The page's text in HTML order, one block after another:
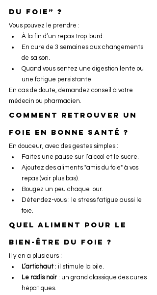
du foie” ?
Vous pouvez le prendre :
À la fin d’un repas trop lourd.
En cure de 3 semaines aux changements
de saison.
Quand vous sentez une digestion lente ou
une fatigue persistante.
En cas de doute, demandez conseil à votre
médecin ou pharmacien.
Comment retrouver un
foie en bonne santé ?
En douceur, avec des gestes simples :
Faites une pause sur l’alcool et le sucre.
Ajoutez des aliments "amis du foie" à vos
repas (voir plus bas).
Bougez un peu chaque jour.
Détendez-vous : le stress fatigue aussi le
foie.
Quel aliment pour le
bien-être du foie ?
Il y en a plusieurs :
L’artichaut : il stimule la bile.
Le radis noir : un grand classique des cures
hépatiques.